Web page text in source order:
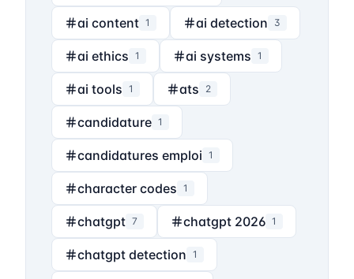
ai content 1 ai detection 3
ai ethics 1 ai systems 1
ai tools 1 ats 2
candidature 1
candidatures emploi 1
character codes 1
chatgpt 7 chatgpt 2026 1
chatgpt detection 1